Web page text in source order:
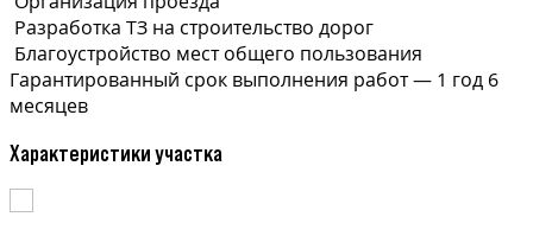
Разработка ТЗ на строительство дорог
Благоустройство мест общего пользования
Гарантированный срок выполнения работ — 1 год 6
месяцев
Характеристики участка